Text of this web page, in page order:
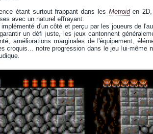
étant surtout frappant dans les Metroiden 2D,
avec un naturel effrayant.
d'un côté et perçu par les joueurs de
un défi juste, les jeux cantonnent
améliorations marginales de l'équipement,
croquis... notre progression dans le jeu lui-même